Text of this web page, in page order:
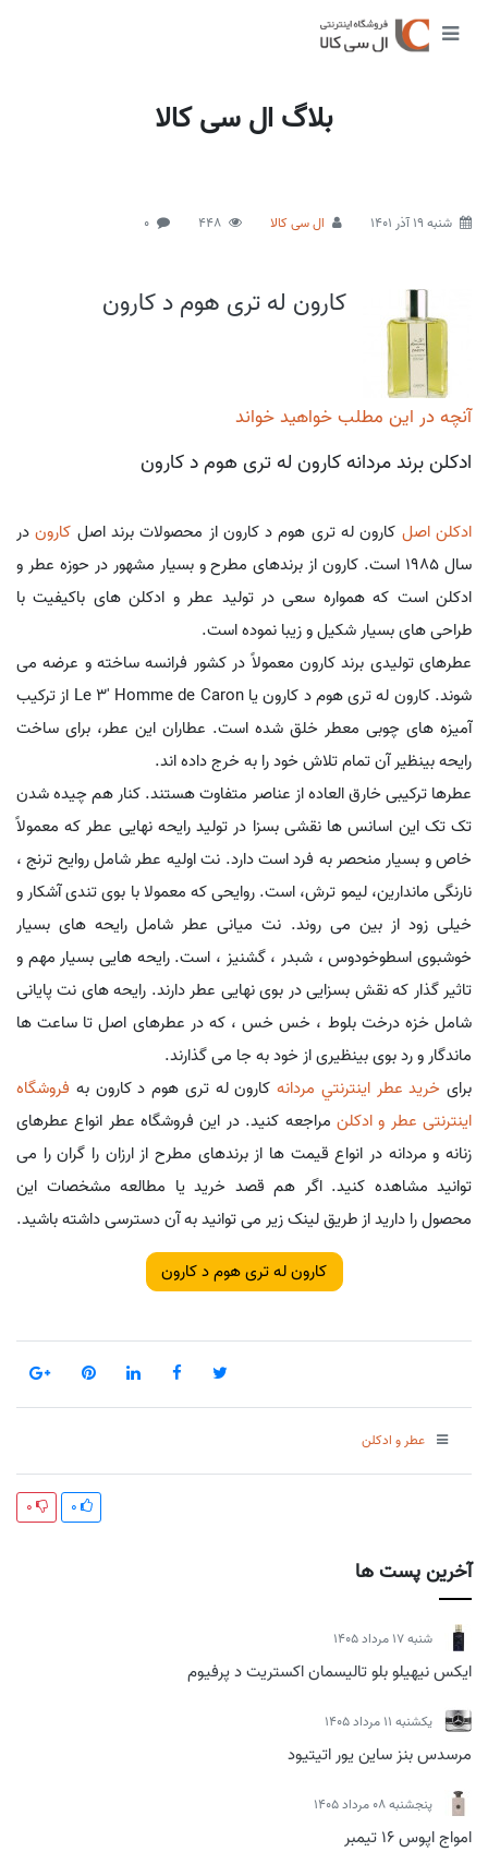
بلاگ ال سی کالا
آخرین پست ها
شنبه 17 مرداد 1405
ایکس نیهیلو بلو تالیسمان اکستریت د پرفیوم
يكشنبه 11 مرداد 1405
مرسدس بنز ساین یور اتیتیود
پنجشنبه 08 مرداد 1405
امواج اپوس 16 تیمبر
شنبه 19 آذر 1401 ال سی کالا 448
0
کارون له تری هوم د کارون
آنچه در این مطلب خواهید خواند
ادکلن برند مردانه کارون له تری هوم د کارون
ادکلن اصل کارون له تری هوم د کارون از محصولات برند اصل کاروندر
سال 1985 است. کارون از برندهای مطرح و بسیار مشهور در حوزه عطر و
ادکلن است که همواره سعی در تولید عطر و ادکلن های باکیفیت با
طراحی های بسیار شکیل و زیبا نموده است.
عطرهای تولیدی برند کارون معمولاً در کشور فرانسه ساخته و عرضه می
شوند. کارون له تری هوم د کارون یا Le 3' Homme de Caron از ترکیب
آمیزه های چوبی معطر خلق شده است. عطاران این عطر، برای ساخت
رایحه بینظیر آن تمام تلاش خود را به خرج داده اند.
عطرها ترکیبی خارق العاده از عناصر متفاوت هستند. کنار هم چیده شدن
تک تک این اسانس ها نقشی بسزا در تولید رایحه نهایی عطر که معمولاً
خاص و بسیار منحصر به فرد است دارد. نت اولیه عطر شامل روایح ترنج ،
نارنگی ماندارین، لیمو ترش، است. روایحی که معمولا با بوی تندی آشکار و
خیلی زود از بین می روند. نت میانی عطر شامل رایحه های بسیار
خوشبوی اسطوخودوس ، شبدر ، گشنیز ، است. رایحه هایی بسیار مهم و
تاثیر گذار که نقش بسزایی در بوی نهایی عطر دارند. رایحه های نت پایانی
شامل خزه درخت بلوط ، خس خس ، که در عطرهای اصل تا ساعت ها
ماندگار و رد بوی بینظیری از خود به جا می گذارند.
برای خريد عطر اينترنتي مردانه کارون له تری هوم د کارون به فروشگاه
اینترنتی عطر و ادکلن مراجعه کنید. در این فروشگاه عطر انواع عطرهای
زنانه و مردانه در انواع قیمت ها از برندهای مطرح از ارزان را گران را می
توانید مشاهده کنید. اگر هم قصد خرید یا مطالعه مشخصات این
محصول را دارید از طریق لینک زیر می توانید به آن دسترسی داشته باشید.
کارون له تری هوم د کارون
عطر و ادکلن